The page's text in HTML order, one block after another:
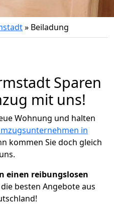
» Beiladung
Sparen
mit uns!
Wohnung und halten
in
kommen Sie doch gleich
einen reibungslosen
besten Angebote aus